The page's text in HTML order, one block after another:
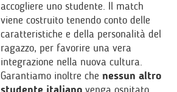
accogliere uno studente. Il match
viene costruito tenendo conto delle
caratteristiche e della personalità del
ragazzo, per favorire una vera
integrazione nella nuova cultura.
Garantiamo inoltre che nessun altro